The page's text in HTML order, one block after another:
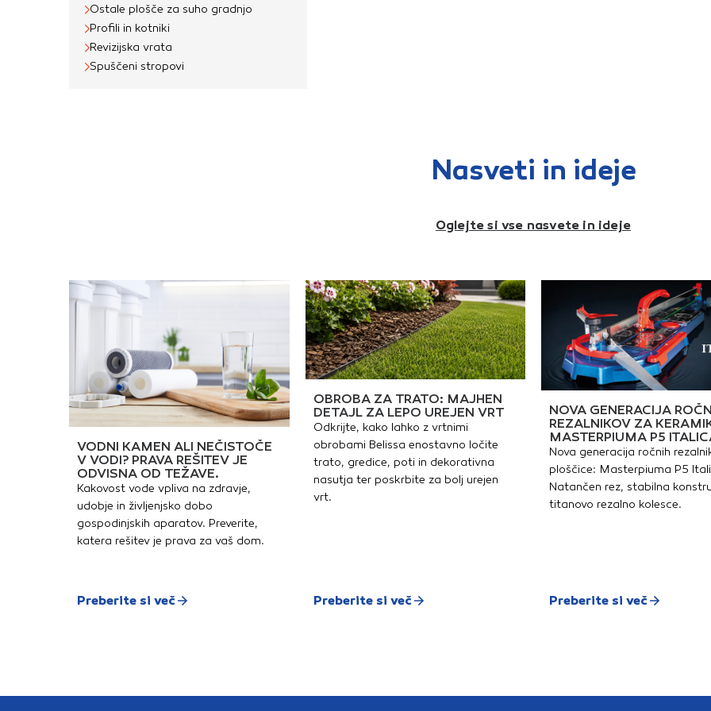
Ostale plošče za suho gradnjo
Profili in kotniki
Revizijska vrata
Spuščeni stropovi
Nasveti in ideje
Oglejte si vse nasvete in ideje
VODNI KAMEN ALI NEČISTOČE
V VODI? PRAVA REŠITEV JE
ODVISNA OD TEŽAVE.
Kakovost vode vpliva na zdravje,
udobje in življenjsko dobo
gospodinjskih aparatov. Preverite,
katera rešitev je prava za vaš dom.
Preberite si več
OBROBA ZA TRATO: MAJHEN
DETAJL ZA LEPO UREJEN VRT
Odkrijte, kako lahko z vrtnimi
obrobami Belissa enostavno ločite
trato, gredice, poti in dekorativna
nasutja ter poskrbite za bolj urejen
vrt.
Preberite si več
NOVA GENERACIJA
REZALNIKOV ZA
MASTERPIUMA P5
Nova generacija ročnih
ploščice: Masterpiuma P5
Natančen rez, stabilna
titanovo rezalno kolesce.
Preberite si več